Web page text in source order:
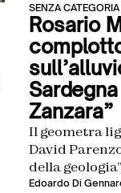
SENZA CATEGORIA
Rosario
Zanzara”
Il geometra
David
della
bombe
Edoardo Di